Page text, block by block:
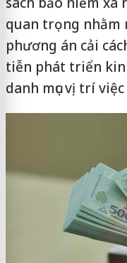
quan trọng nhằm
phương án cải
tiễn phát triển
danh mục vị trí